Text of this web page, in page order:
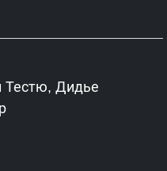
Тестю, Дидье